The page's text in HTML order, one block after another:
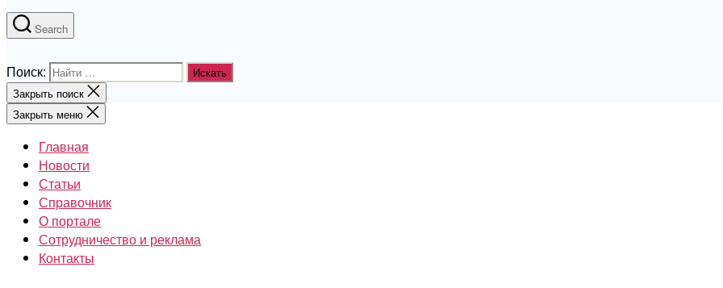
Search
Поиск:
Закрыть поиск
Закрыть меню
Главная
Новости
Статьи
Справочник
О портале
Сотрудничество и реклама
Контакты